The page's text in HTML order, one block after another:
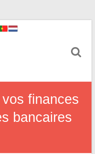
finances
bancaires